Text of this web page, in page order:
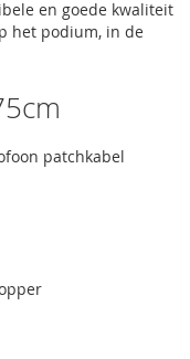
en goede kwaliteit
het podium, in de
patchkabel